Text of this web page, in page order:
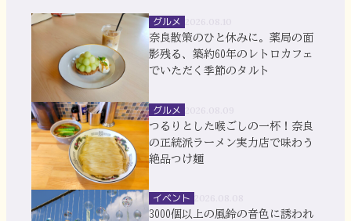
グルメ
奈良散策のひと休みに。薬局の面
影残る、築約60年のレトロカフェ
でいただく季節のタルト
グルメ
つるりとした喉ごしの一杯！奈良
の正統派ラーメン実力店で味わう
絶品つけ麺
イベント
3000個以上の風鈴の音色に誘われ